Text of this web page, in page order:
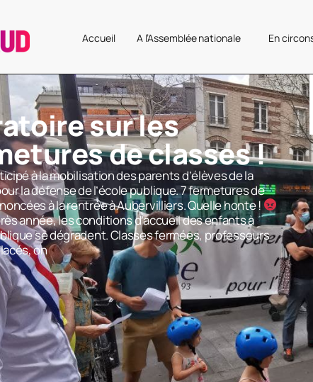
Accueil A l’Assemblée nationale En
sur les
de classes !
à la mobilisation des parents d’élèves de la
la défense de l’école publique. 7 fermetures de
à la rentrée à Aubervilliers. Quelle honte !
année, les conditions d’accueil des enfants à
se dégradent. Classes fermées, professeurs
on